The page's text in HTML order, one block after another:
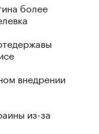
более
внедрении
из-за